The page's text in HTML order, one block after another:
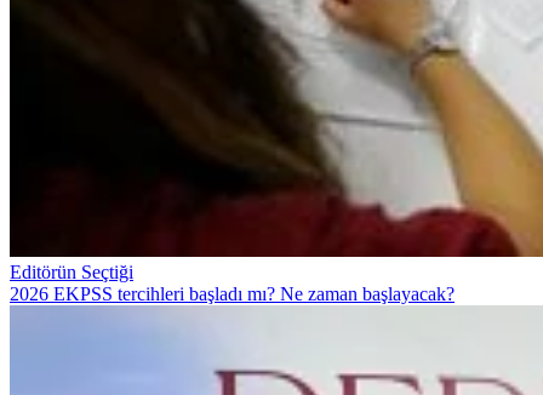
Editörün Seçtiği
2026 EKPSS tercihleri başladı mı? Ne zaman başlayacak?